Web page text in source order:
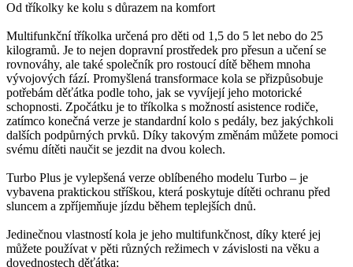
Od tříkolky ke kolu s důrazem na komfort
Multifunkční tříkolka určená pro děti od 1,5 do 5 let nebo do 25
kilogramů. Je to nejen dopravní prostředek pro přesun a učení se
rovnováhy, ale také společník pro rostoucí dítě během mnoha
vývojových fází. Promyšlená transformace kola se přizpůsobuje
potřebám děťátka podle toho, jak se vyvíjejí jeho motorické
schopnosti. Zpočátku je to tříkolka s možností asistence rodiče,
zatímco konečná verze je standardní kolo s pedály, bez jakýchkoli
dalších podpůrných prvků. Díky takovým změnám můžete pomoci
svému dítěti naučit se jezdit na dvou kolech.
Turbo Plus je vylepšená verze oblíbeného modelu Turbo – je
vybavena praktickou stříškou, která poskytuje dítěti ochranu před
sluncem a zpříjemňuje jízdu během teplejších dnů.
Jedinečnou vlastností kola je jeho multifunkčnost, díky které jej
můžete používat v pěti různých režimech v závislosti na věku a
dovednostech děťátka: